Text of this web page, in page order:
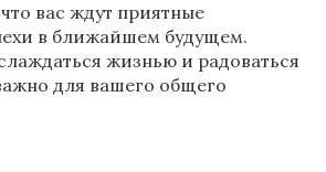
вас ждут приятные
в ближайшем будущем.
жизнью и радоваться
для вашего общего